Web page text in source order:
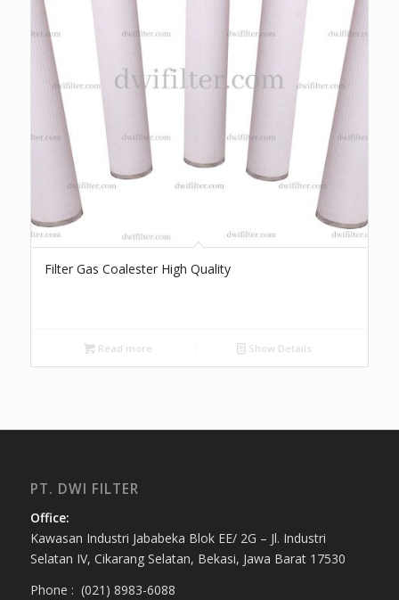
Filter Gas Coalester High Quality
Read more Show Details
PT. DWI FILTER
Office:
Kawasan Industri Jababeka Blok EE/ 2G – Jl. Industri
Selatan IV, Cikarang Selatan, Bekasi, Jawa Barat 17530
Phone : (021) 8983-6088